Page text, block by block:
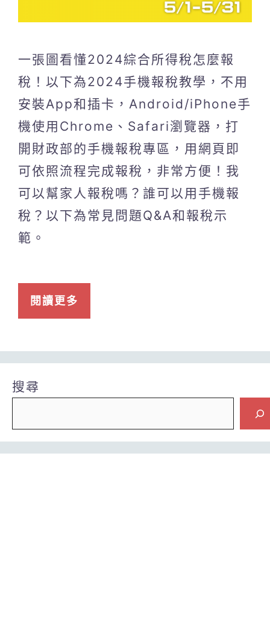
一張圖看懂2024綜合所得稅怎麼報
稅！以下為2024手機報稅教學，不用
安裝App和插卡，Android/iPhone手
機使用Chrome、Safari瀏覽器，打
開財政部的手機報稅專區，用網頁即
可依照流程完成報稅，非常方便！我
可以幫家人報稅嗎？誰可以用手機報
稅？以下為常見問題Q&A和報稅示
範。
閱讀更多
搜尋